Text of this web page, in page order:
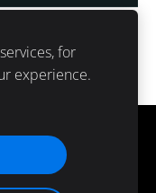
for
experience.